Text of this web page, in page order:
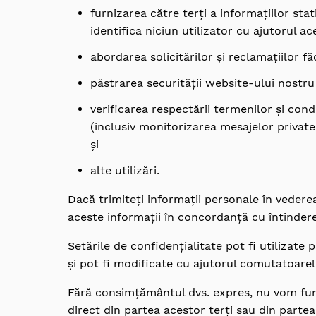
furnizarea către terți a informațiilor
identifica niciun utilizator cu ajutorul
abordarea solicitărilor și reclamațiilor
păstrarea securității website-ului
verificarea respectării termenilor și
(inclusiv monitorizarea mesajelor
și
alte utilizări.
Dacă trimiteți informații personale în
aceste informații în concordanță cu
Setările de confidențialitate pot fi utilizate
și pot fi modificate cu ajutorul
Fără consimțământul dvs. expres, nu vom
direct din partea acestor terți sau din